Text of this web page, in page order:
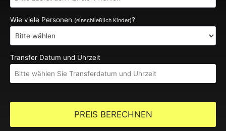
Wie viele Personen (einschließlich Kinder)?
Transfer Datum und Uhrzeit
PREIS BERECHNEN